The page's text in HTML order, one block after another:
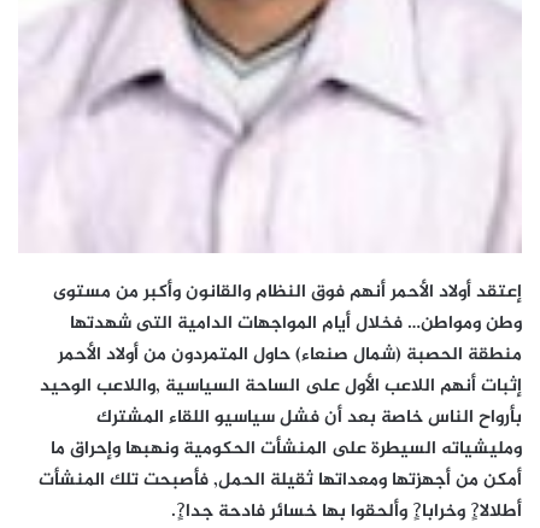
إعتقد أولاد الأحمر أنهم فوق النظام والقانون وأكبر من مستوى
وطن ومواطن… فخلال أيام المواجهات الدامية التى شهدتها
منطقة الحصبة (شمال صنعاء) حاول المتمردون من أولاد الأحمر
إثبات أنهم اللاعب الأول على الساحة السياسية ,واللاعب الوحيد
بأرواح الناس خاصة بعد أن فشل سياسيو اللقاء المشترك
ومليشياته السيطرة على المنشأت الحكومية ونهبها وإحراق ما
أمكن من أجهزتها ومعداتها ثقيلة الحمل, فأصبحت تلك المنشأت
أطلالا?ٍ وخرابا?ٍ وألحقوا بها خسائر فادحة جدا?ٍ.